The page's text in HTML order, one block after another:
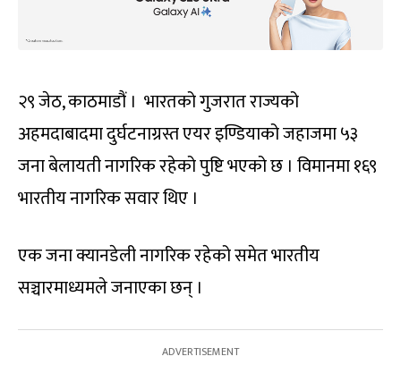
२९ जेठ, काठमाडौं । भारतको गुजरात राज्यको
अहमदाबादमा दुर्घटनाग्रस्त एयर इण्डियाको जहाजमा ५३
जना बेलायती नागरिक रहेको पुष्टि भएको छ । विमानमा १६९
भारतीय नागरिक सवार थिए ।
एक जना क्यानडेली नागरिक रहेको समेत भारतीय
सञ्चारमाध्यमले जनाएका छन् ।